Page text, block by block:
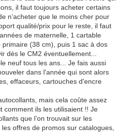
il faut toujours acheter certains
n’acheter que le moins cher pour
qualité/prix pour le reste, il faut
de maternelle, 1 cartable
(38 cm), puis 1 sac à dos
dès le CM2 éventuellement...
neuf tous les ans... Je fais aussi
dans l'année qui sont alors
effaceurs, cartouches d'encre
mais cela coûte assez
comment ils les utilisaient !! Je
que l’on trouvait sur les
offres de promos sur catalogues,